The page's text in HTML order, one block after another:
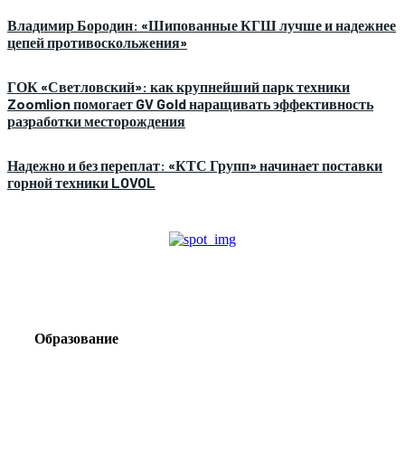
Владимир Бородин: «Шипованные КГШ лучше и надежнее
цепей противоскольжения»
ГОК «Светловский»: как крупнейший парк техники
Zoomlion помогает GV Gold наращивать эффективность
разработки месторождения
Надежно и без переплат: «КТС Групп» начинает поставки
горной техники LOVOL
Образование